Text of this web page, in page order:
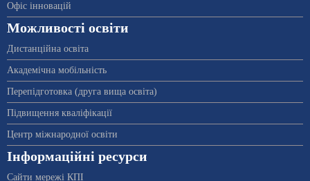
Офіс інновацій
Можливості освіти
Дистанційна освіта
Академічна мобільність
Перепідготовка (друга вища освіта)
Підвищення кваліфікації
Центр міжнародної освіти
Інформаційні ресурси
Сайти мережі КПІ